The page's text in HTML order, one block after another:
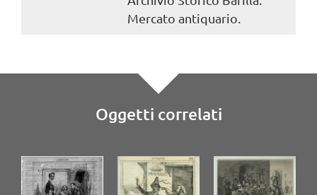
Mercato antiquario.
Oggetti correlati